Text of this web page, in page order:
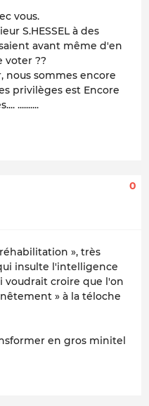
vous.
S.HESSEL à des
avant même d'en
voter ??
nous sommes encore
privilèges est Encore
..........
0
», très
insulte l'intelligence
voudrait croire que l'on
» à la téloche
en gros minitel